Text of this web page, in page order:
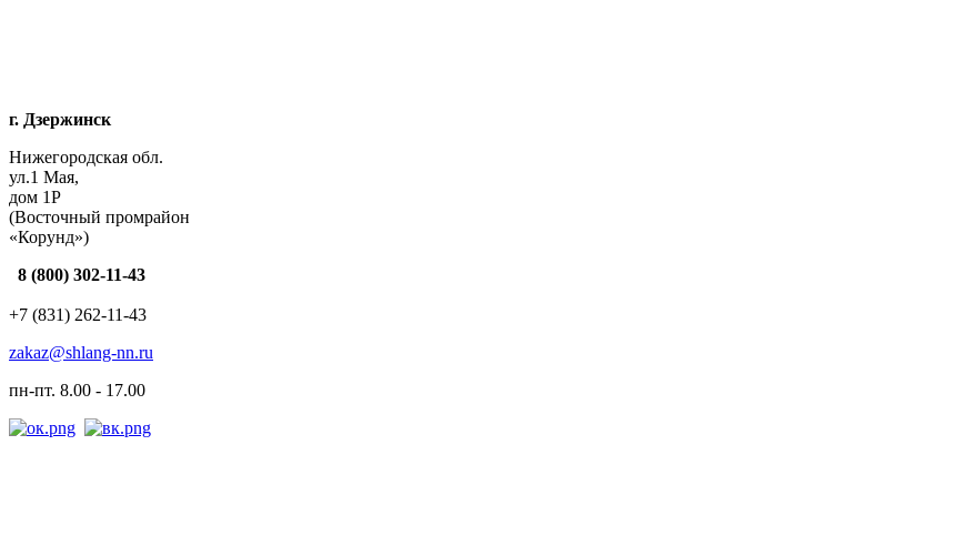
г. Дзержинск
Нижегородская обл.
ул.1 Мая,
дом 1Р
(Восточный промрайон
«Корунд»)
8 (800) 302-11-43
+7 (831) 262-11-43
zakaz@shlang-nn.ru
пн-пт. 8.00 - 17.00